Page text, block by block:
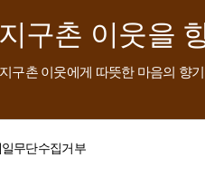
지구촌 이웃을
지구촌 이웃에게 따뜻한 마음의 향
무단수집거부